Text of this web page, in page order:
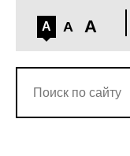
A A A